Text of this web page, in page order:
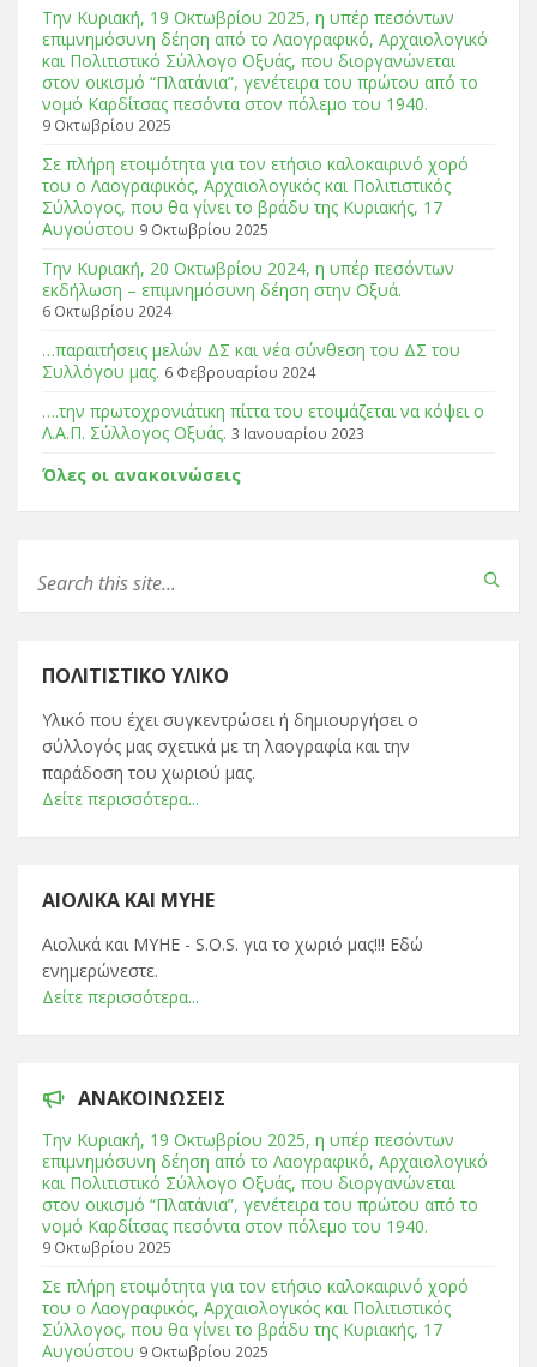
Tην Κυριακή, 19 Οκτωβρίου 2025, η υπέρ πεσόντων
επιμνημόσυνη δέηση από το Λαογραφικό, Αρχαιολογικό
και Πολιτιστικό Σύλλογο Οξυάς, που διοργανώνεται
στον οικισμό “Πλατάνια”, γενέτειρα του πρώτου από το
νομό Καρδίτσας πεσόντα στον πόλεμο του 1940.
9 Οκτωβρίου 2025
Σε πλήρη ετοιμότητα για τον ετήσιο καλοκαιρινό χορό
του ο Λαογραφικός, Αρχαιολογικός και Πολιτιστικός
Σύλλογος, που θα γίνει το βράδυ της Κυριακής, 17
Αυγούστου 9 Οκτωβρίου 2025
Tην Κυριακή, 20 Οκτωβρίου 2024, η υπέρ πεσόντων
εκδήλωση – επιμνημόσυνη δέηση στην Οξυά.
6 Οκτωβρίου 2024
…παραιτήσεις μελών ΔΣ και νέα σύνθεση του ΔΣ του
Συλλόγου μας. 6 Φεβρουαρίου 2024
….την πρωτοχρονιάτικη πίττα του ετοιμάζεται να κόψει ο
Λ.Α.Π. Σύλλογος Οξυάς. 3 Ιανουαρίου 2023
Όλες οι ανακοινώσεις
ΠΟΛΙΤΙΣΤΙΚΌ ΥΛΙΚΌ
Υλικό που έχει συγκεντρώσει ή δημιουργήσει ο
σύλλογός μας σχετικά με τη λαογραφία και την
παράδοση του χωριού μας.
Δείτε περισσότερα...
ΑΙΟΛΙΚΆ ΚΑΙ ΜΥΗΕ
Αιολικά και ΜΥΗΕ - S.O.S. για το χωριό μας!!! Εδώ
ενημερώνεστε.
Δείτε περισσότερα...
ΑΝΑΚΟΙΝΏΣΕΙΣ
Tην Κυριακή, 19 Οκτωβρίου 2025, η υπέρ πεσόντων
επιμνημόσυνη δέηση από το Λαογραφικό, Αρχαιολογικό
και Πολιτιστικό Σύλλογο Οξυάς, που διοργανώνεται
στον οικισμό “Πλατάνια”, γενέτειρα του πρώτου από το
νομό Καρδίτσας πεσόντα στον πόλεμο του 1940.
9 Οκτωβρίου 2025
Σε πλήρη ετοιμότητα για τον ετήσιο καλοκαιρινό χορό
του ο Λαογραφικός, Αρχαιολογικός και Πολιτιστικός
Σύλλογος, που θα γίνει το βράδυ της Κυριακής, 17
Αυγούστου 9 Οκτωβρίου 2025